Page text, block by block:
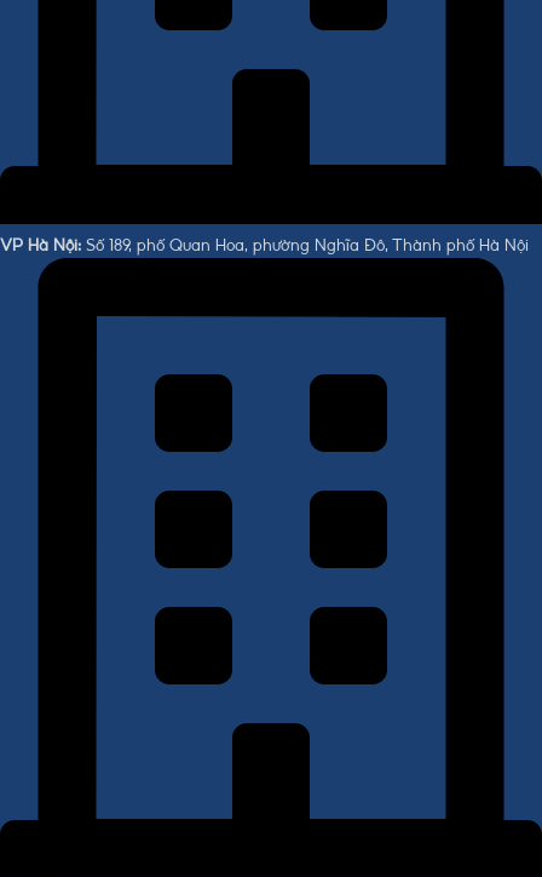
VP Hà Nội: Số 189, phố Quan Hoa, phường Nghĩa Đô, Thành phố Hà Nội